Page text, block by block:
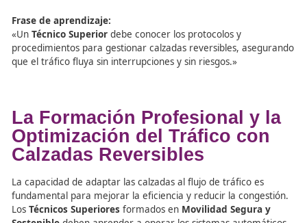
En el contexto de la
estudiantes aprenden a gestionar y supervisar sistemas
calzadas reversibles. Estos sistemas permiten alterar el
de los carriles según las necesidades del tráfico en
garantizar que las calzadas reversibles sean utilizadas de
manera segura y eficiente.
Frase de aprendizaje:
«UnTécnico Superiordebe conocer los protocolos y
procedimientos para gestionar calzadas reversibles,
que el tráfico fluya sin interrupciones y sin riesgos.»